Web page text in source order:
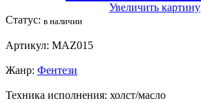
Увеличить картину
Статус: в наличии
Артикул: MAZ015
Жанр: Фентези
Техника исполнения: холст/масло